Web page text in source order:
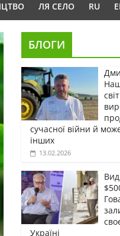
ЛЯ СЕЛО RU
БЛОГИ
сучасної війни й
інших
13.02.2026
Україні